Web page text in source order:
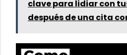
clave para lidiar con
después de una cita